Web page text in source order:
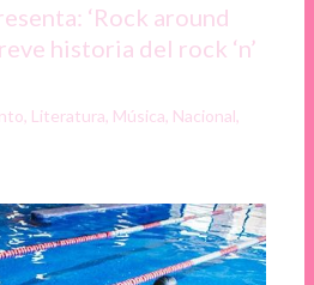
‘Rock around
historia del rock ‘n’
, Literatura, Música, Nacional,